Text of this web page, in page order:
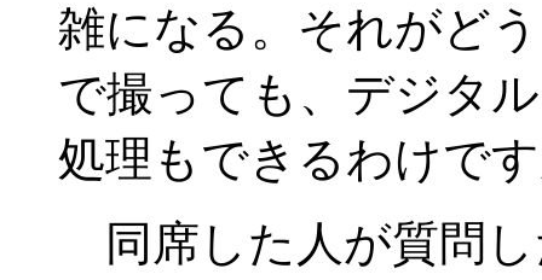
雑になる。それがど
で撮っても、デジタ
処理もできるわけで
同席した人が質問